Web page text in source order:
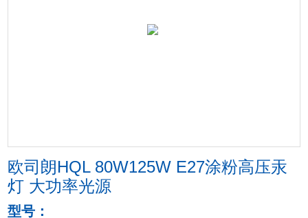
欧司朗HQL 80W125W E27涂粉高压汞
灯 大功率光源
型号：